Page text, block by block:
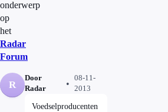
onderwerp
op
het
Radar
Forum
R
Door
Radar
08-11-
2013
Voedselproducenten